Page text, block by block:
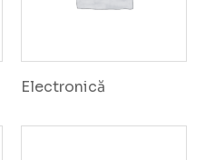
Electronică